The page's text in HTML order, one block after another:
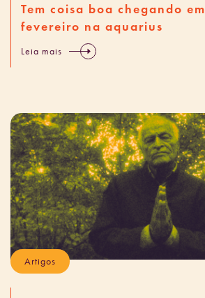
Tem coisa boa chegando em
fevereiro na aquarius
Leia mais
Artigos